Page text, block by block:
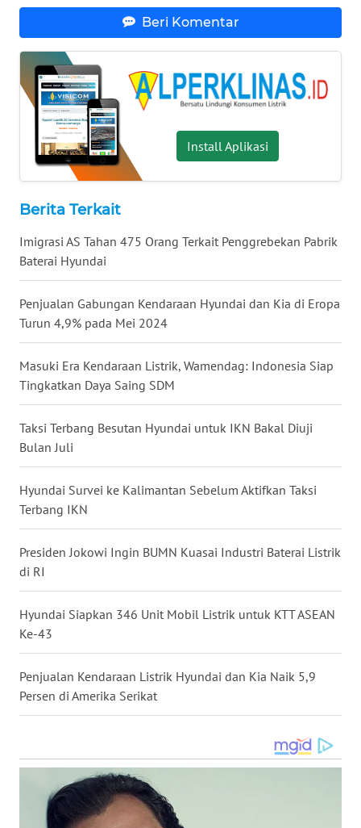
Beri Komentar
Install Aplikasi
Berita Terkait
Imigrasi AS Tahan 475 Orang Terkait Penggrebekan Pabrik
Baterai Hyundai
Penjualan Gabungan Kendaraan Hyundai dan Kia di Eropa
Turun 4,9% pada Mei 2024
Masuki Era Kendaraan Listrik, Wamendag: Indonesia Siap
Tingkatkan Daya Saing SDM
Taksi Terbang Besutan Hyundai untuk IKN Bakal Diuji
Bulan Juli
Hyundai Survei ke Kalimantan Sebelum Aktifkan Taksi
Terbang IKN
Presiden Jokowi Ingin BUMN Kuasai Industri Baterai Listrik
di RI
Hyundai Siapkan 346 Unit Mobil Listrik untuk KTT ASEAN
Ke-43
Penjualan Kendaraan Listrik Hyundai dan Kia Naik 5,9
Persen di Amerika Serikat
WN
WN
KALSEL
WN
KALTIM
SULSEL
WN
GORONTALO
WN
SULUT
WN
MALUKU
WN
MALUT
WN
DAIRI
WN
TOBA
WN
NIAS
WN
LANGKAT
TAPANULI
SELATAN
WN